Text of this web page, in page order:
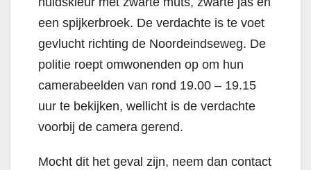
een spijkerbroek. De verdachte is te voet
gevlucht richting de Noordeindseweg. De
politie roept omwonenden op om hun
camerabeelden van rond 19.00 – 19.15
uur te bekijken, wellicht is de verdachte
voorbij de camera gerend.
Mocht dit het geval zijn, neem dan contact